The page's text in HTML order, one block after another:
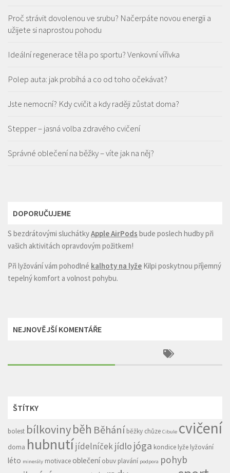
Proč strávit dovolenou ve srubu? Načerpáte novou energii a
užijete si naprostou pohodu
Ideální regenerace těla po sportu? Venkovní vířivka
Polep auta: jak probíhá a co od toho očekávat?
Jste nemocní? Kdy cvičit a kdy raději zůstat doma?
Stepper – jasná volba zdravého cvičení
Správné oblečení na běžky – víte jak na něj?
DOPORUČUJEME
S bezdrátovými sluchátkyApple AirPods bude poslech hudby při
vašich aktivitách opravdovým požitkem!
Při lyžování vám pohodlné kalhoty na lyže Kilpi poskytnou příjemný
tepelný komfort a volnost pohybu.
NEJNOVĚJŠÍ KOMENTÁŘE
ŠTÍTKY
bolest bílkovinyběh Běhání běžky chůze Cibule cvičení
doma hubnutíjídelníčekjídlo jóga kondice lyže lyžování
léto minerály motivace oblečení obuv plavání podpora pohyb